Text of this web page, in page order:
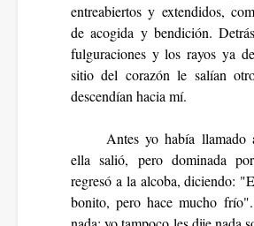
entreabiertos y extendidos,
de acogida y bendición.
fulguraciones y los rayos ya
sitio del corazón le salían
descendían hacia mí.
Antes yo había llamado
ella salió, pero dominada
regresó a la alcoba, diciendo:
bonito, pero hace mucho